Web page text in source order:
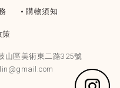
購物須知
策
山區美術東二路325號